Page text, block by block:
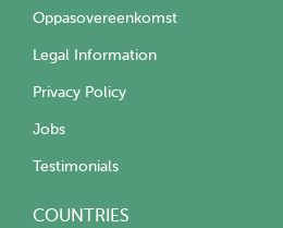
Oppasovereenkomst
Legal Information
Privacy Policy
Jobs
Testimonials
COUNTRIES